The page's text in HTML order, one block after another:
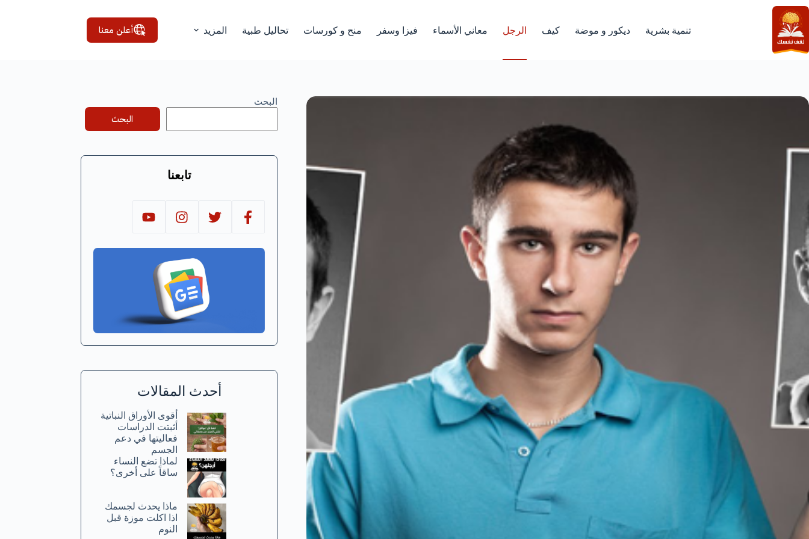
التجاوز
إلى
المحتوى
تنمية بشرية ديكور و موضة كيف الرجل معاني الأسماء فيزا وسفر منح و كورسات تحاليل طبية المزيد أعلن معنا
البحث
البحث
تابعنا
أحدث المقالات
أقوى الأوراق النباتية
أثبتت الدراسات
فعاليتها في دعم
الجسم
لماذا تضع النساء
ساقاً على أخرى؟
ماذا يحدث لجسمك
اذا اكلت موزة قبل
النوم